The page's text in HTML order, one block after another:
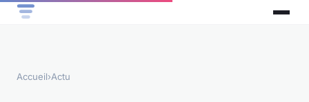
Accueil›Actu